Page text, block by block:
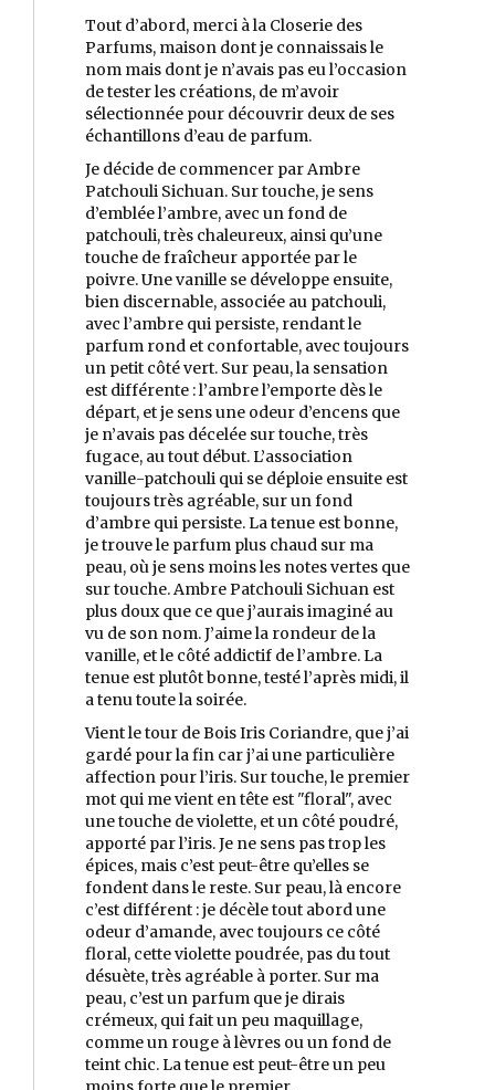
Tout d’abord, merci à la Closerie des
Parfums, maison dont je connaissais le
nom mais dont je n’avais pas eu l’occasion
de tester les créations, de m’avoir
sélectionnée pour découvrir deux de ses
échantillons d’eau de parfum.
Je décide de commencer par Ambre
Patchouli Sichuan. Sur touche, je sens
d’emblée l’ambre, avec un fond de
patchouli, très chaleureux, ainsi qu’une
touche de fraîcheur apportée par le
poivre. Une vanille se développe ensuite,
bien discernable, associée au patchouli,
avec l’ambre qui persiste, rendant le
parfum rond et confortable, avec toujours
un petit côté vert. Sur peau, la sensation
est différente : l’ambre l’emporte dès le
départ, et je sens une odeur d’encens que
je n’avais pas décelée sur touche, très
fugace, au tout début. L’association
vanille-patchouli qui se déploie ensuite est
toujours très agréable, sur un fond
d’ambre qui persiste. La tenue est bonne,
je trouve le parfum plus chaud sur ma
peau, où je sens moins les notes vertes que
sur touche. Ambre Patchouli Sichuan est
plus doux que ce que j’aurais imaginé au
vu de son nom. J’aime la rondeur de la
vanille, et le côté addictif de l’ambre. La
tenue est plutôt bonne, testé l’après midi, il
a tenu toute la soirée.
Vient le tour de Bois Iris Coriandre, que j’ai
gardé pour la fin car j’ai une particulière
affection pour l’iris. Sur touche, le premier
mot qui me vient en tête est "floral", avec
une touche de violette, et un côté poudré,
apporté par l’iris. Je ne sens pas trop les
épices, mais c’est peut-être qu’elles se
fondent dans le reste. Sur peau, là encore
c’est différent : je décèle tout abord une
odeur d’amande, avec toujours ce côté
floral, cette violette poudrée, pas du tout
désuète, très agréable à porter. Sur ma
peau, c’est un parfum que je dirais
crémeux, qui fait un peu maquillage,
comme un rouge à lèvres ou un fond de
teint chic. La tenue est peut-être un peu